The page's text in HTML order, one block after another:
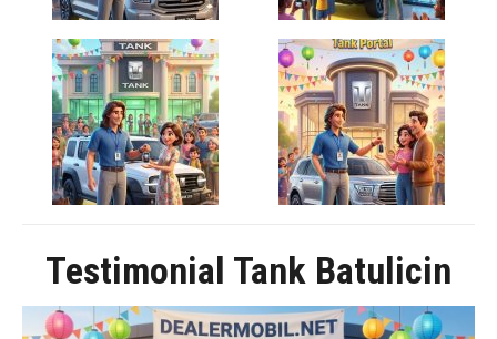
Testimonial Tank Batulicin